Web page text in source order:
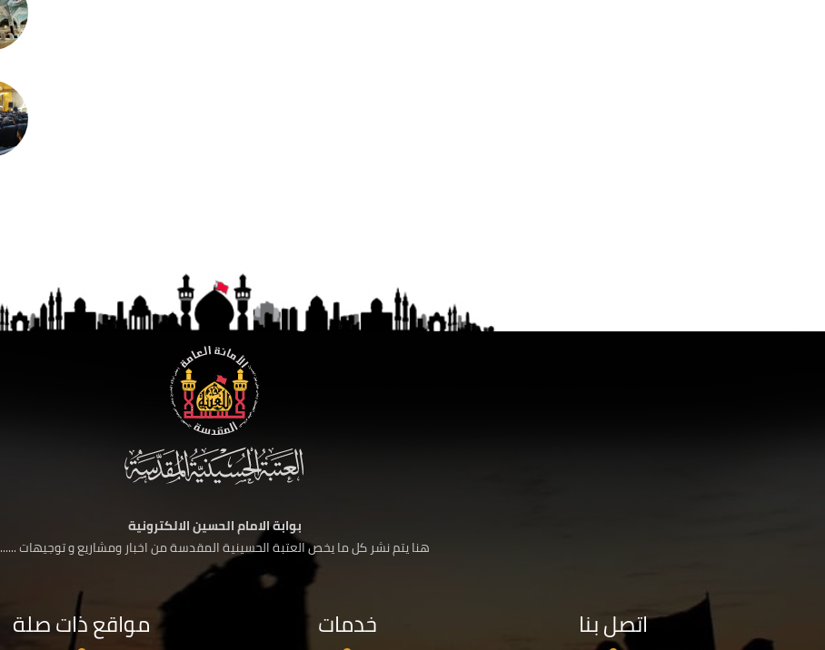
بوابة الامام الحسين الالكترونية
هنا يتم نشر كل ما يخص العتبة الحسينية المقدسة من اخبار ومشاريع و توجيهات ......
اتصل بنا خدمات مواقع ذات صلة